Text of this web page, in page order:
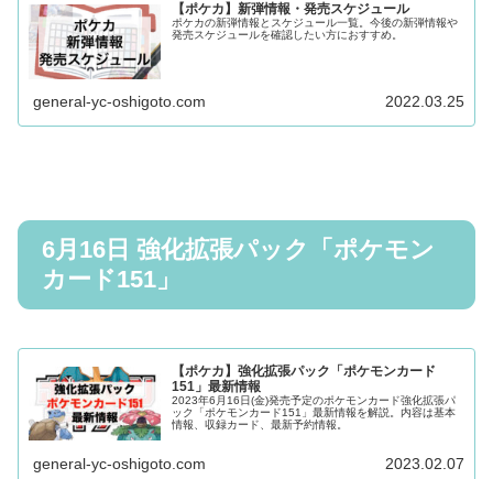
【ポケカ】新弾情報・発売スケジュール
ポケカの新弾情報とスケジュール一覧。今後の新弾情報や
発売スケジュールを確認したい方におすすめ。
general-yc-oshigoto.com 2022.03.25
6月16日 強化拡張パック「ポケモン
カード151」
【ポケカ】強化拡張パック「ポケモンカード
151」最新情報
2023年6月16日(金)発売予定のポケモンカード強化拡張パ
ック「ポケモンカード151」最新情報を解説。内容は基本
情報、収録カード、最新予約情報。
general-yc-oshigoto.com 2023.02.07